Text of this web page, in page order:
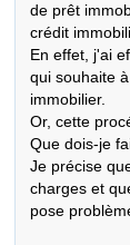
de prêt
crédit
En effet, j'ai
qui souhaite
immobilier.
Or, cette
Que dois-je
Je précise
charges et
pose